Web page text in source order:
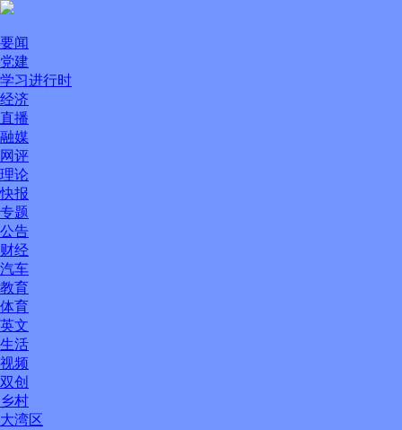
要闻
党建
学习进行时
经济
直播
融媒
网评
理论
快报
专题
公告
财经
汽车
教育
体育
英文
生活
视频
双创
乡村
大湾区